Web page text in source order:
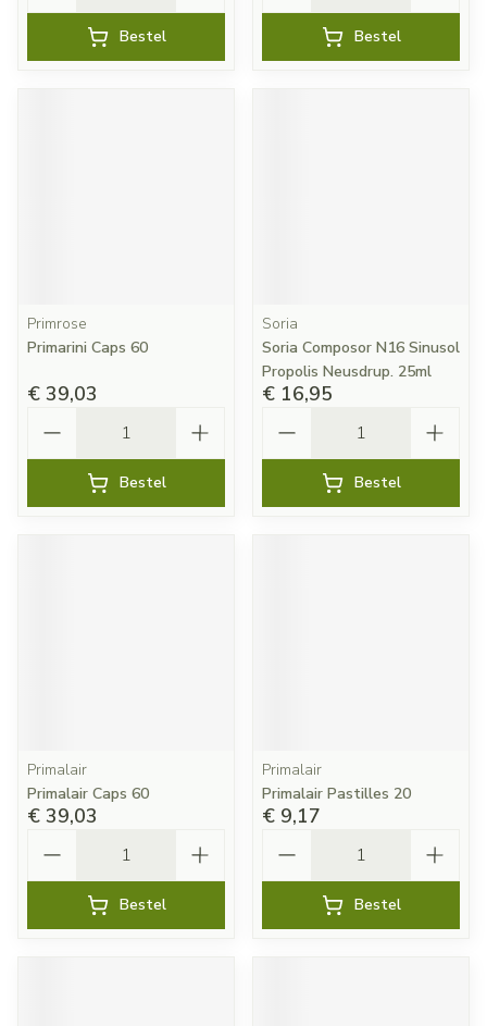
Bestel Bestel
Primrose
Primarini Caps 60
€ 39,03
Bestel
Soria
Soria Composor N16 Sinusol
Propolis Neusdrup. 25ml
€ 16,95
Bestel
Primalair
Primalair Caps 60
€ 39,03
Bestel
Primalair
Primalair Pastilles 20
€ 9,17
Bestel